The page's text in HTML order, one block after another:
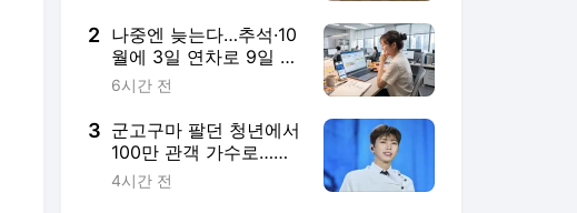
2 나중엔 늦는다…추석·10
월에 3일 연차로 9일 황
금연휴 완성, 어디에 걸
6시간 전
3 군고구마 팔던 청년에서
100만 관객 가수로…임
영웅 데뷔 10년의 여정
4시간 전